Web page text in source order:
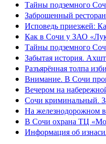
Тайны подземного
Заброшенный
Исповедь приезжей:
Как в Сочи у ЗАО
Тайны подземного
Забытая история.
Разъярённая толпа
Внимание. В Сочи
Вечером на
Сочи криминальный.
На железнодорожном
В Сочи охрана ТЦ
Информация об